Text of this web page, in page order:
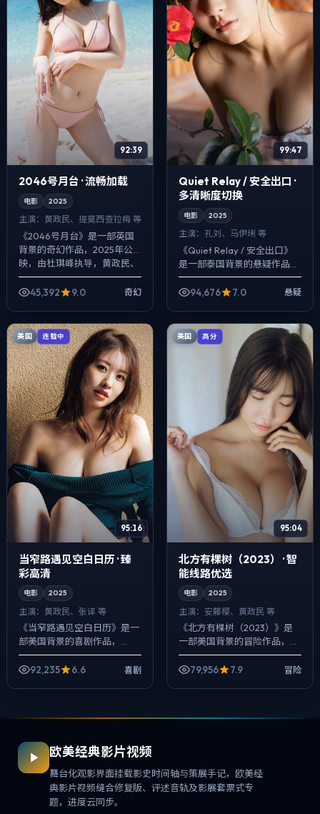
92:39
2046号月台 · 流畅加载
电影 2025
主演： 黄政民、提莫西·查拉梅 等
《2046号月台》是一部英国
背景的奇幻作品，2025年公
映，由杜琪峰执导，黄政民、
提莫西·查拉梅、王景春等主
演。配乐克制，关键场面反而
45,392 9.0 奇幻
99:47
Quiet Relay / 安全出口 ·
多清晰度切换
电影 2025
主演： 孔刘、马伊琍 等
《Quiet Relay / 安全出口》
是一部泰国背景的悬疑作品，
2025年公映，由贾樟柯执
导，孔刘、马伊琍、佛罗伦斯·
94,676 7.0 悬疑
美国 连载中
95:16
当窄路遇见空白日历 · 臻
彩高清
电影 2025
主演： 黄政民、张译 等
《当窄路遇见空白日历》是一
部美国背景的喜剧作品，
2025年公映，由陈凯歌执
导，黄政民、张译、朱一龙等
92,235 6.6 喜剧
美国 高分
95:04
北方有棵树（2023） · 智
能线路优选
电影 2025
主演： 安藤樱、黄政民 等
《北方有棵树（2023）》是
一部美国背景的冒险作品，
2025年公映，由奉俊昊执
导，安藤樱、黄政民、倪妮等
79,956 7.9 冒险
欧美经典影片视频
舞台化观影界面挂载影史时间轴与策展手记，欧美经
典影片视频缝合修复版、评述音轨及影展套票式专
题，进度云同步。